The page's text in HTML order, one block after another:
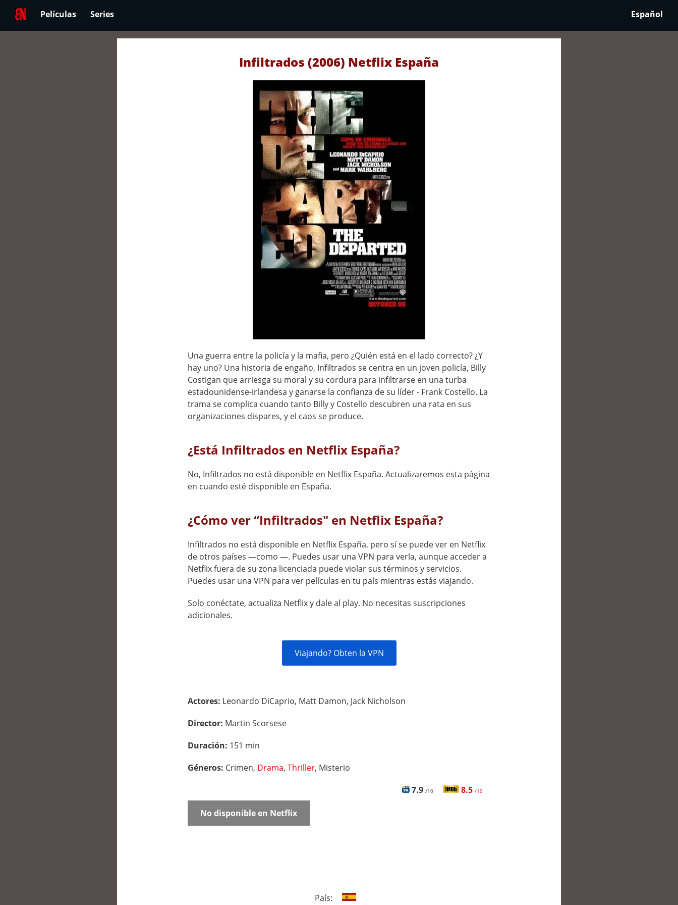
Películas Series Español
Infiltrados (2006) Netflix España
Una guerra entre la policía y la mafia, pero ¿Quién está en el lado correcto? ¿Y
hay uno? Una historia de engaño, Infiltrados se centra en un joven policía, Billy
Costigan que arriesga su moral y su cordura para infiltrarse en una turba
estadounidense-irlandesa y ganarse la confianza de su líder - Frank Costello. La
trama se complica cuando tanto Billy y Costello descubren una rata en sus
organizaciones dispares, y el caos se produce.
¿Está Infiltrados en Netflix España?
No, Infiltrados no está disponible en Netflix España. Actualizaremos esta página
en cuando esté disponible en España.
¿Cómo ver “Infiltrados" en Netflix España?
Infiltrados no está disponible en Netflix España, pero sí se puede ver en Netflix
de otros países —como —. Puedes usar una VPN para verla, aunque acceder a
Netflix fuera de su zona licenciada puede violar sus términos y servicios.
Puedes usar una VPN para ver películas en tu país mientras estás viajando.
Solo conéctate, actualiza Netflix y dale al play. No necesitas suscripciones
adicionales.
Viajando? Obten la VPN
Actores: Leonardo DiCaprio, Matt Damon, Jack Nicholson
Director: Martin Scorsese
Duración: 151 min
Géneros: Crimen, Drama, Thriller, Misterio
7.9 /10 8.5 /10
No disponible en Netflix
País: